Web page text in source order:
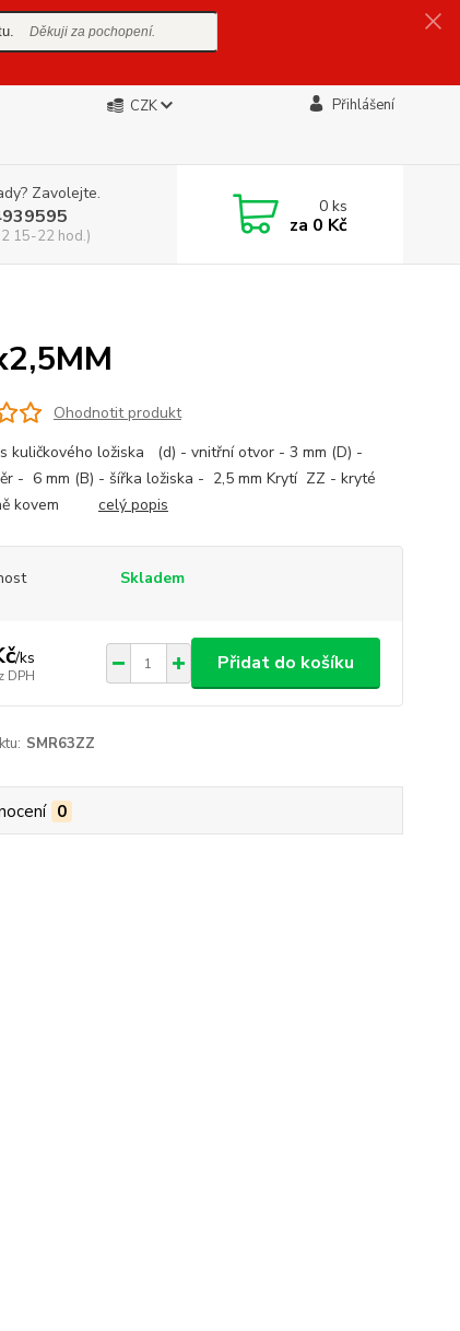
Děkuji za pochopení.
CZK Přihlášení
Zavolejte.
15-22 hod.)
0ks
za 0 Kč
Ohodnotit produkt
kuličkového ložiska (d) - vnitřní otvor - 3 mm (D) -
- 6 mm (B) - šířka ložiska - 2,5 mm Krytí ZZ - kryté
kovem celý popis
Skladem
/ks
DPH
Přidat do košíku
SMR63ZZ
0